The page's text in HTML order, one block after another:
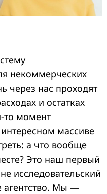
некоммерческих
через нас проходят
и остатках
то момент
массиве
а что вообще
Это наш первый
исследовательский
агентство. Мы —